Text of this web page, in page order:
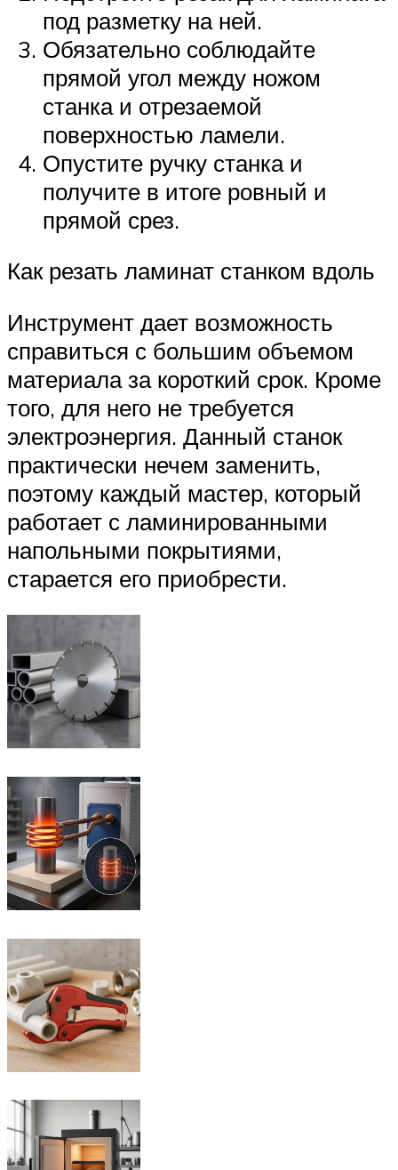
под разметку на ней.
Обязательно соблюдайте
прямой угол между ножом
станка и отрезаемой
поверхностью ламели.
Опустите ручку станка и
получите в итоге ровный и
прямой срез.
Как резать ламинат станком вдоль
Инструмент дает возможность
справиться с большим объемом
материала за короткий срок. Кроме
того, для него не требуется
электроэнергия. Данный станок
практически нечем заменить,
поэтому каждый мастер, который
работает с ламинированными
напольными покрытиями,
старается его приобрести.